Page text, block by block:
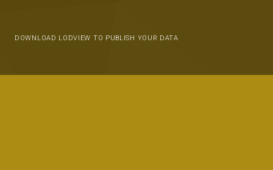
DOWNLOAD LODVIEW TO PUBLISH YOUR DATA